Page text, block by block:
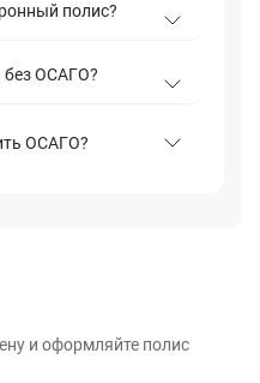
полис?
без ОСАГО?
ОСАГО?
и оформляйте полис